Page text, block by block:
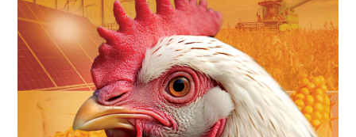
cx
Ovo Vermelho - Regional
Recife (PE)
R$ 158,77
cx